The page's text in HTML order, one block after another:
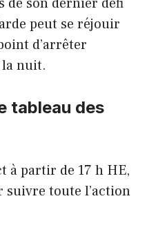
de son dernier défi
peut se réjouir
d’arrêter
nuit.
tableau des
à partir de 17 h HE,
suivre toute l’action